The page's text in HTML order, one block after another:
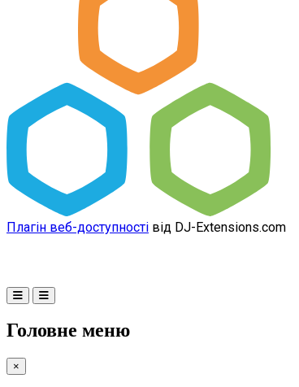
Плагін веб-доступності від DJ-Extensions.com
Головне меню
×